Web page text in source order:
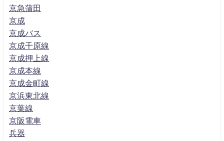
京急蒲田
京成
京成バス
京成千原線
京成押上線
京成本線
京成金町線
京浜東北線
京葉線
京阪電車
兵器